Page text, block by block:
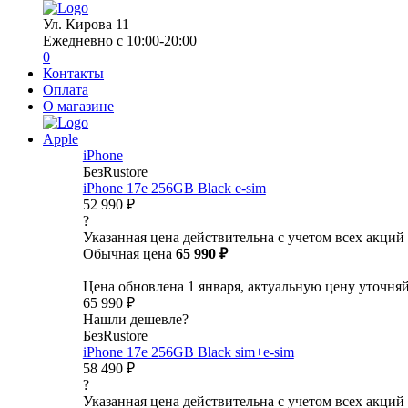
Ул. Кирова 11
Ежедневно с 10:00-20:00
0
Контакты
Оплата
О магазине
Apple
iPhone
БезRustore
iPhone 17e 256GB Black e-sim
52 990 ₽
?
Указанная цена действительна с учетом всех акций
Обычная цена 65 990 ₽
Цена обновлена 1 января, актуальную цену
65 990 ₽
Нашли дешевле?
БезRustore
iPhone 17e 256GB Black sim+e-sim
58 490 ₽
?
Указанная цена действительна с учетом всех акций